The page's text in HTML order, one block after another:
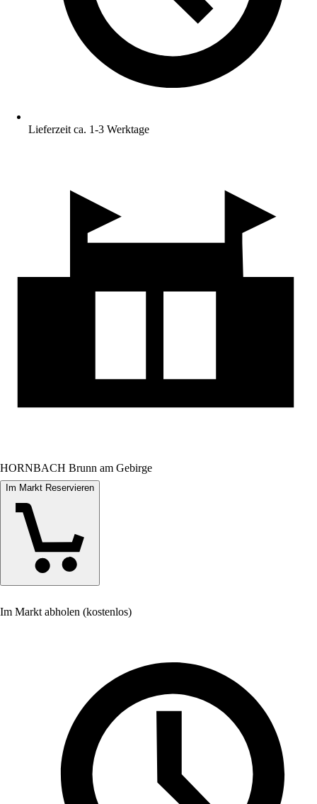
Lieferzeit ca. 1-3 Werktage
HORNBACH Brunn am Gebirge
Im Markt Reservieren
Im Markt abholen (kostenlos)